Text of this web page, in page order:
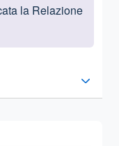
la Relazione